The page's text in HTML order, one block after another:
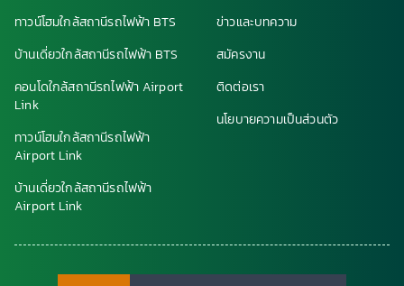
ทาวน์โฮมใกล้สถานีรถไฟฟ้า BTS
บ้านเดี่ยวใกล้สถานีรถไฟฟ้า BTS
คอนโดใกล้สถานีรถไฟฟ้า Airport
Link
ทาวน์โฮมใกล้สถานีรถไฟฟ้า
Airport Link
บ้านเดี่ยวใกล้สถานีรถไฟฟ้า
Airport Link
ข่าวและบทความ
สมัครงาน
ติดต่อเรา
นโยบายความเป็นส่วนตัว